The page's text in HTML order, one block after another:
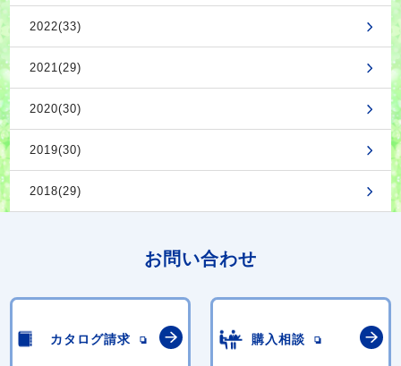
2022(33)
2021(29)
2020(30)
2019(30)
2018(29)
お問い合わせ
カタログ請求 購入相談